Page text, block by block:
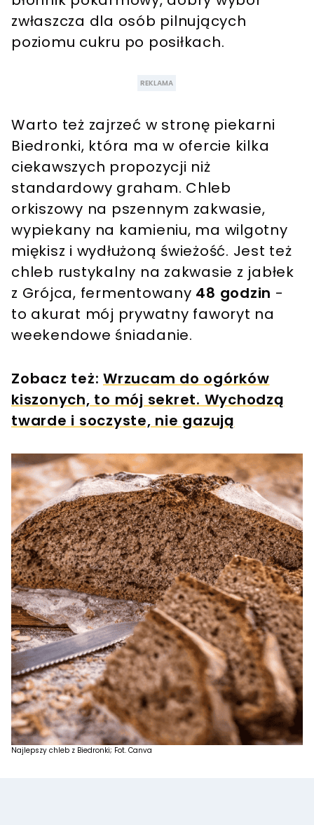
zwłaszcza dla osób pilnujących
poziomu cukru po posiłkach.
Warto też zajrzeć w stronę piekarni
Biedronki, która ma w ofercie kilka
ciekawszych propozycji niż
standardowy graham. Chleb
orkiszowy na pszennym zakwasie,
wypiekany na kamieniu, ma wilgotny
miękisz i wydłużoną świeżość. Jest też
chleb rustykalny na zakwasie z jabłek
z Grójca, fermentowany 48 godzin -
to akurat mój prywatny faworyt na
weekendowe śniadanie.
Zobacz też: Wrzucam do ogórków
kiszonych, to mój sekret. Wychodzą
twarde i soczyste, nie gazują
Najlepszy chleb z Biedronki; Fot. Canva